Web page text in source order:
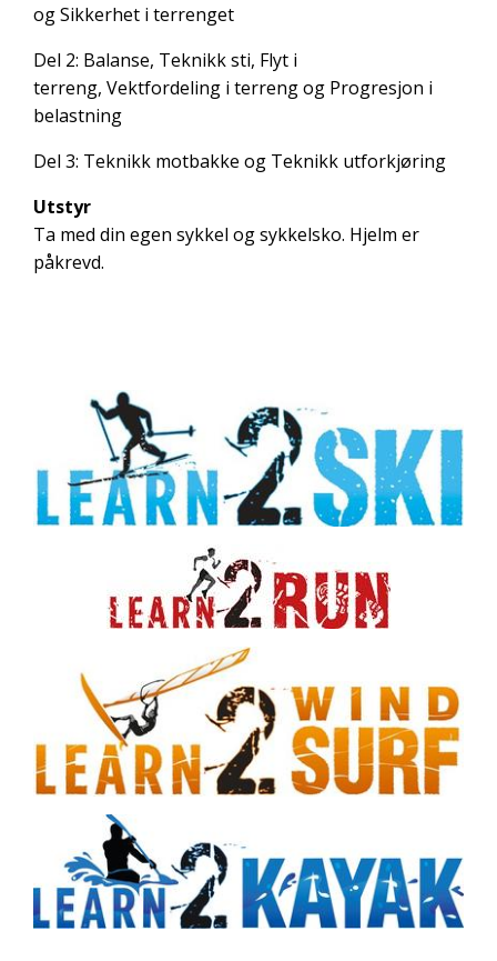
og Sikkerhet i terrenget
Del 2: Balanse, Teknikk sti, Flyt i
terreng, Vektfordeling i terreng og Progresjon i
belastning
Del 3: Teknikk motbakke og Teknikk utforkjøring
Utstyr
Ta med din egen sykkel og sykkelsko. Hjelm er
påkrevd.